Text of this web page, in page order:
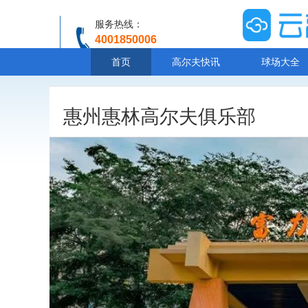
服务热线：
4001850006
首页 高尔夫快讯 球场大全
惠州惠林高尔夫俱乐部